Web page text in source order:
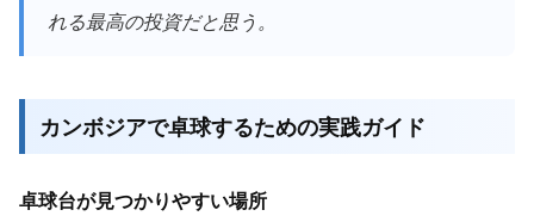
れる最高の投資だと思う。
カンボジアで卓球するための実践ガイド
卓球台が見つかりやすい場所